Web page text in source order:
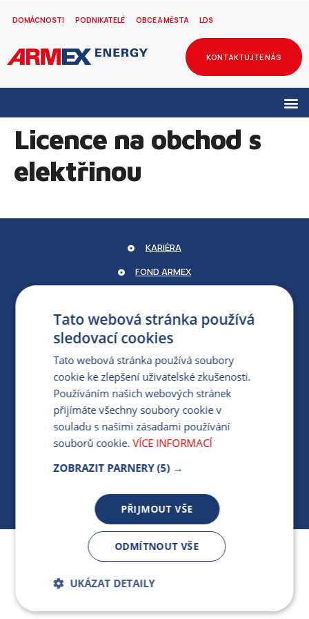
DOMÁCNOSTI PODNIKATELÉ OBCE A MĚSTA LDS
KONTAKTUJTE NÁS
Licence na obchod s
elektřinou
Jsme součástí skupiny ARMEX a členem Asociace
nezávislých dodavatelů energií.
KARIÉRA
FOND ARMEX
PARTNERSKÝ PORTÁL
PRO MÉDIA
MÁM DOTAZ KE STÁVAJÍCÍ SMLOUVĚ
412 154 154
PO-PÁ 7:30-17:00
Tato webová stránka používá
sledovací cookies
Tato webová stránka používá soubory
cookie ke zlepšení uživatelské zkušenosti.
Používáním našich webových stránek
přijímáte všechny soubory cookie v
souladu s našimi zásadami používání
souborů cookie. VÍCE INFORMACÍ
ZOBRAZIT PARNERY (5) →
PŘIJMOUT VŠE
ODMÍTNOUT VŠE
UKÁZAT DETAILY
Bezpodmínečně
Výkonnostní